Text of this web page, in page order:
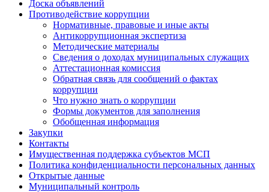
Доска объявлений
Противодействие коррупции
Нормативные, правовые и иные акты
Антикоррупционная экспертиза
Методические материалы
Сведения о доходах муниципальных служащих
Аттестационная комиссия
Обратная связь для сообщений о фактах
коррупции
Что нужно знать о коррупции
Формы документов для заполнения
Обобщенная информация
Закупки
Контакты
Имущественная поддержка субъектов МСП
Политика конфиденциальности персональных данных
Открытые данные
Муниципальный контроль